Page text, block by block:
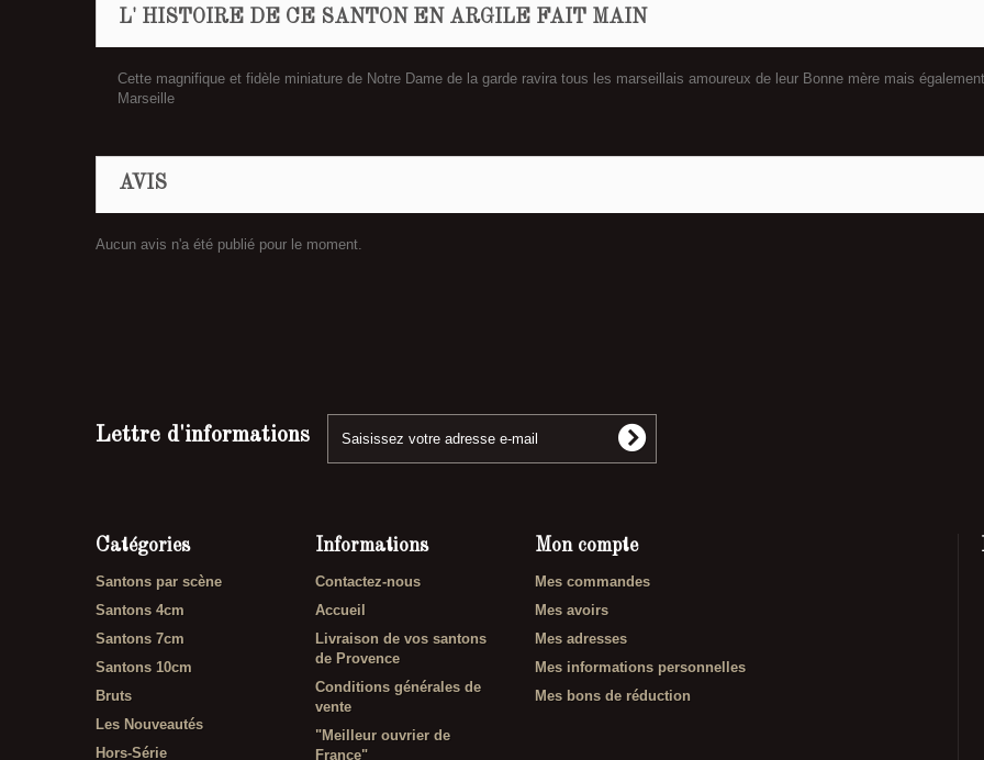
L' HISTOIRE DE CE SANTON EN ARGILE FAIT MAIN
Cette magnifique et fidèle miniature de Notre Dame de la garde ravira tous les marseillais amoureux de leur Bonne mère mais
Marseille
AVIS
Aucun avis n'a été publié pour le moment.
Lettre d'informations
Catégories
Santons par scène
Santons 4cm
Santons 7cm
Santons 10cm
Bruts
Les Nouveautés
Hors-Série
Informations
Contactez-nous
Accueil
Livraison de vos santons
de Provence
Conditions générales de
vente
"Meilleur ouvrier de
France"
Mon compte
Mes commandes
Mes avoirs
Mes adresses
Mes informations personnelles
Mes bons de réduction